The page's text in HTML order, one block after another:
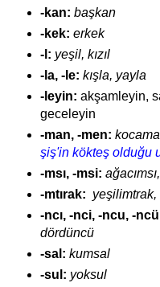
-kan: başkan
-kek: erkek
-l: yeşil, kızıl
-la, -le: kışla, yayla
-leyin: akşamleyin,
geceleyin
-man, -men:
şiş'in kökteş olduğu
-msı, -msi:
-mtırak: yeşilimtrak,
-ncı, -nci, -ncu, -
dördüncü
-sal: kumsal
-sul: yoksul